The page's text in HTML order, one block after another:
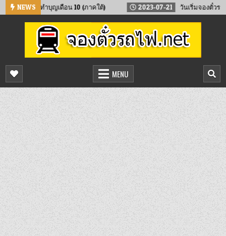
Skip
to
NEWS
บ้าน ทำบุญเดือน 10 (ภาคใต้) 2023-07-21 วันเริ่มจองตั๋วรถไฟล่ว
จองตั๋วรถไฟออนไลน์
จองตั๋วรถไฟล่วงหน้า จองได้ 24 ชั่วโมง
MENU